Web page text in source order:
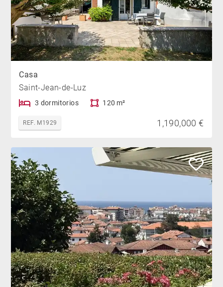
Casa
Saint-Jean-de-Luz
3 dormitorios 120 m²
REF. M1929 1,190,000 €